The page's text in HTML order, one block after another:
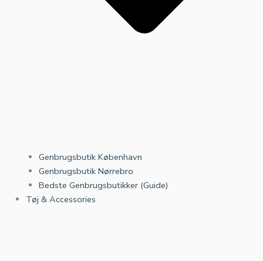
Genbrugsbutik København
Genbrugsbutik Nørrebro
Bedste Genbrugsbutikker (Guide)
Tøj & Accessories